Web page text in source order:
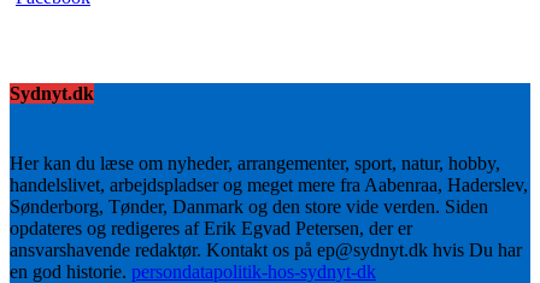
Sydnyt.dk
Her kan du læse om nyheder, arrangementer, sport, natur, hobby,
handelslivet, arbejdspladser og meget mere fra Aabenraa, Haderslev,
Sønderborg, Tønder, Danmark og den store vide verden. Siden
opdateres og redigeres af Erik Egvad Petersen, der er
ansvarshavende redaktør. Kontakt os på ep@sydnyt.dk hvis Du har
en god historie. persondatapolitik-hos-sydnyt-dk